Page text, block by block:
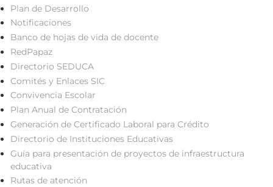
Plan de Desarrollo
Notificaciones
Banco de hojas de vida de docente
RedPapaz
Directorio SEDUCA
Comités y Enlaces SIC
Convivencia Escolar
Plan Anual de Contratación
Generación de Certificado Laboral para Crédito
Directorio de Instituciones Educativas
Guía para presentación de proyectos de infraestructura
educativa
Rutas de atención